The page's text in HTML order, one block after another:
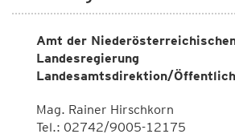
Amt der
Landesregierung
Landesamtsdirektion/
Mag. Rainer Hirschkorn
Tel.: 02742/9005-12175